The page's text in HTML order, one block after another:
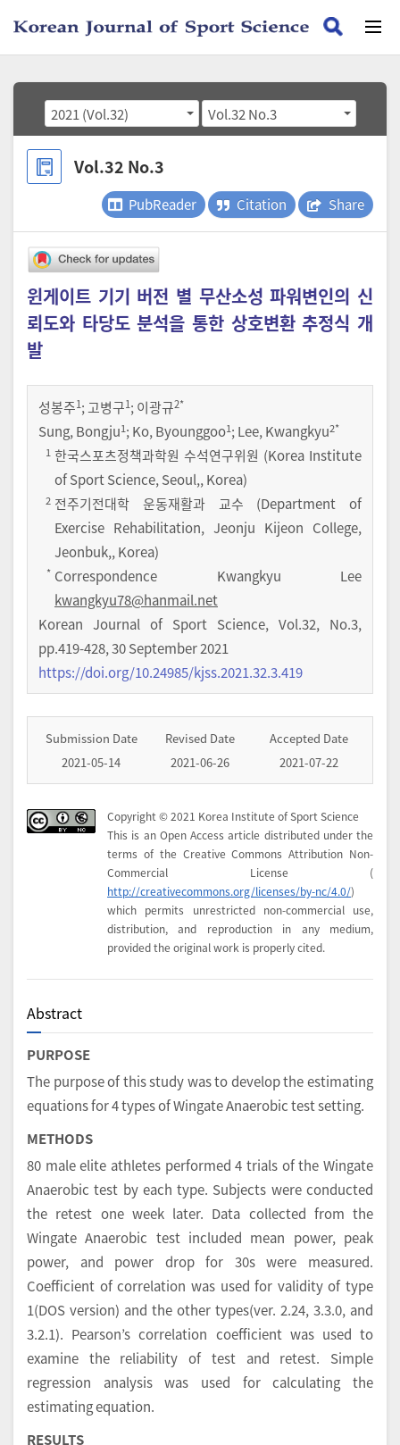
2021 (Vol.32) Vol.32 No.3
Vol.32 No.3
PubReader Citation Share
윈게이트 기기 버전 별 무산소성 파워변인의 신
뢰도와 타당도 분석을 통한 상호변환 추정식 개
발
성봉주1;고병구1;이광규2*
Sung, Bongju1; Ko, Byounggoo1; Lee, Kwangkyu2*
1 한국스포츠정책과학원 수석연구위원 (Korea Institute
of Sport Science, Seoul,, Korea)
2 전주기전대학 운동재활과 교수 (Department of
Exercise Rehabilitation, Jeonju Kijeon College,
Jeonbuk,, Korea)
* Correspondence Kwangkyu Lee
kwangkyu78@hanmail.net
Korean Journal of Sport Science, Vol.32, No.3,
pp.419-428,30 September 2021
https://doi.org/10.24985/kjss.2021.32.3.419
Submission Date
2021-05-14
Revised Date
2021-06-26
Accepted Date
2021-07-22
Copyright © 2021 Korea Institute of Sport Science
This is an Open Access article distributed under the
terms of the Creative Commons Attribution Non-
Commercial License (
http://creativecommons.org/licenses/by-nc/4.0/)
which permits unrestricted non-commercial use,
distribution, and reproduction in any medium,
provided the original work is properly cited.
Abstract
PURPOSE
The purpose of this study was to develop the estimating
equations for 4 types of Wingate Anaerobic test setting.
METHODS
80 male elite athletes performed 4 trials of the Wingate
Anaerobic test by each type. Subjects were conducted
the retest one week later. Data collected from the
Wingate Anaerobic test included mean power, peak
power, and power drop for 30s were measured.
Coefficient of correlation was used for validity of type
1(DOS version) and the other types(ver. 2.24, 3.3.0, and
3.2.1). Pearson’s correlation coefficient was used to
examine the reliability of test and retest. Simple
regression analysis was used for calculating the
estimating equation.
RESULTS